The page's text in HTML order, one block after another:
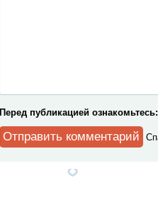
Перед публикацией ознакомьтесь: